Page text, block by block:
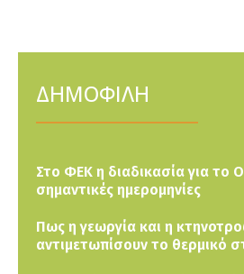
ΔΗΜΟΦΙΛΗ
Στο ΦΕΚ η διαδικασία για το
σημαντικές ημερομηνίες
Πως η γεωργία και η
αντιμετωπίσουν το θερμικό